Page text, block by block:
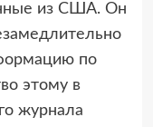
из США. Он
по
этому в
журнала